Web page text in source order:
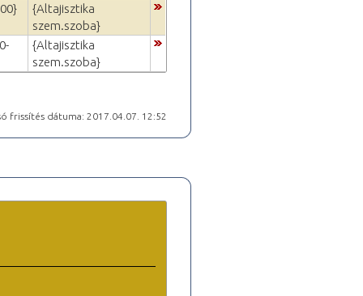
{Altajisztika
szem.szoba}
{Altajisztika
szem.szoba}
frissítés dátuma: 2017.04.07. 12:52